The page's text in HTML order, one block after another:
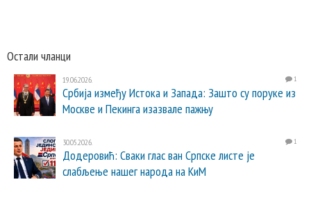
Остали чланци
19.06.2026. 1
Србија између Истока и Запада: Зашто су поруке из
Москве и Пекинга изазвале пажњу
30.05.2026. 1
Додеровић: Сваки глас ван Српске листе је
слабљење нашег народа на КиМ